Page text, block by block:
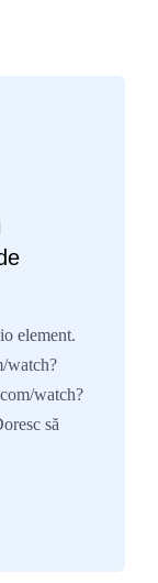
element.
watch?
watch?
să